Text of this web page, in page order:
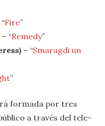
Fire”
– “Remedy”
– “Smaragdi un
”
formada por tres
a través del tele-